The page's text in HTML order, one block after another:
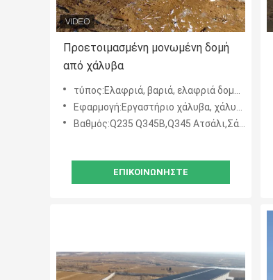
Προετοιμασμένη μονωμένη δομή
από χάλυβα
τύπος:Ελαφριά, βαριά, ελαφριά δομή χάλυβα, δομική αποθήκη χάλυβα, μεγάλη αποθήκη
Εφαρμογή:Εργαστήριο χάλυβα, χάλυβα κατασκευασμένο σπίτι, χάλυβα δομή αποθήκη, αποθήκη, αποθήκη
Βαθμός:Q235 Q345B,Q345 Ατσάλι,Σάντουιτς Πάνελ,Θερμοσυσταμένο Ατσάλι,G350
ΕΠΙΚΟΙΝΩΝΉΣΤΕ